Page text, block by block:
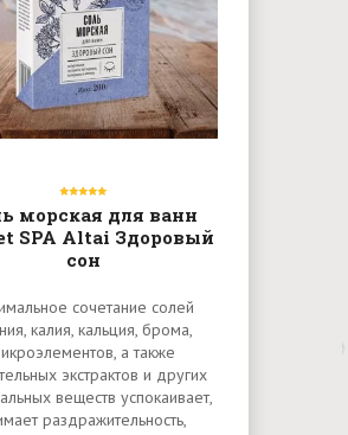
морская для ванн
SPA Altai Здоровый
сон
сочетание солей
калия, кальция, брома,
а также
экстрактов и других
веществ успокаивает,
раздражительность,